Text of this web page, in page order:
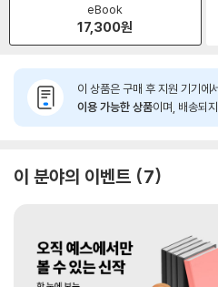
eBook
17,300원
이 상품은 구매 후 지원 기기에서
이용 가능한 상품이며, 배송되
이 분야의 이벤트 7